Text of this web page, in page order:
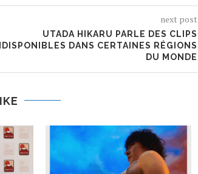
next post
UTADA HIKARU PARLE DES CLIPS
DANS CERTAINES RÉGIONS
DU MONDE